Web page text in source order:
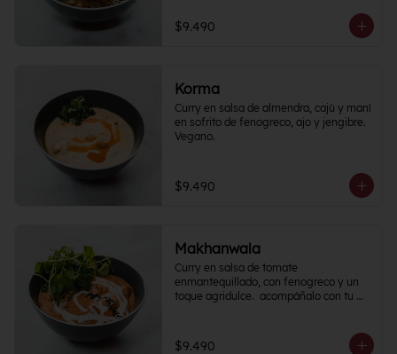
$9.490
Korma
Curry en salsa de almendra, cajú y maní
en sofrito de fenogreco, ajo y jengibre.
Vegano.
$9.490
Makhanwala
Curry en salsa de tomate
enmantequillado, con fenogreco y un
toque agridulce.  acompáñalo con tu
$9.490